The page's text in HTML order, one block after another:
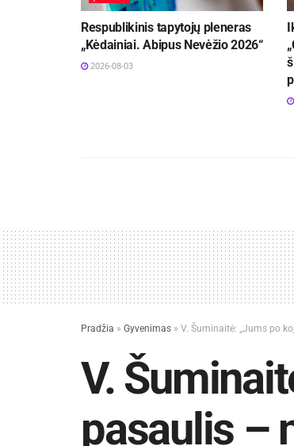
Respublikinis tapytojų pleneras
„Kėdainiai. Abipus Nevėžio 2026“
2026-08-03
Pradžia » Gyvenimas » V. Šuminaitė: „Jums po
V.
pasaulis –